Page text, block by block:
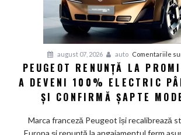
august 07, 2026 auto Comentariile
PEUGEOT RENUNȚĂ LA
A DEVENI 100% ELECTRIC
ȘI CONFIRMĂ ȘAPTE
Marca franceză Peugeot își recalibrează
Europa și renunță la angajamentul ferm